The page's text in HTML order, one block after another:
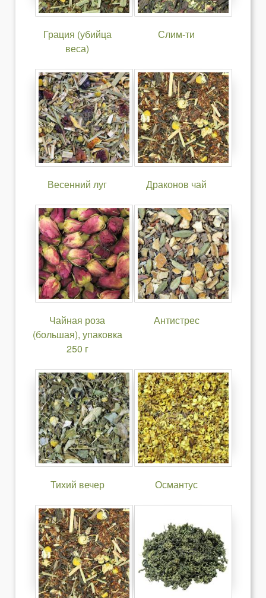
Грация (убийца
веса)
Слим-ти
Весенний луг Драконов чай
Чайная роза
(большая), упаковка
250 г
Антистрес
Тихий вечер Османтус